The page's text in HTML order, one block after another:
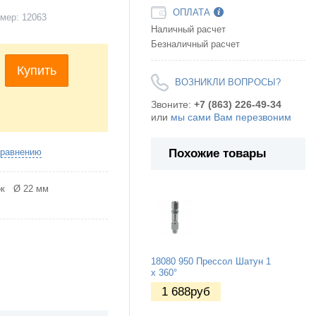
12063
Купить
Ø 22 мм
ОПЛАТА
Наличный расчет
Безналичный расчет
ВОЗНИКЛИ ВОПРОСЫ?
Звоните: +7 (863) 226-49-34
или мы сами Вам перезвоним
Похожие товары
18080 950 Прессол Шатун 1
x 360°
1 688руб